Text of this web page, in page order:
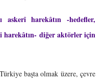
harekâtın -hedefler,
harekâtın- diğer aktörler için
başta olmak üzere, çevre